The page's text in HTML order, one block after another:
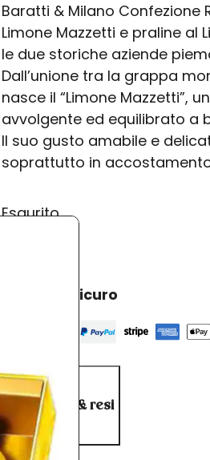
originale
era:
€ 44,90.
è:
€
Baratti & Milano Confezione
Limone Mazzetti e praline
le due storiche aziende
Dall’unione tra la grappa
nasce il “Limone Mazzetti”,
avvolgente ed equilibrato a
Il suo gusto amabile e
soprattutto in
Esaurito
Acquisto sicuro
Spedizioni & resi